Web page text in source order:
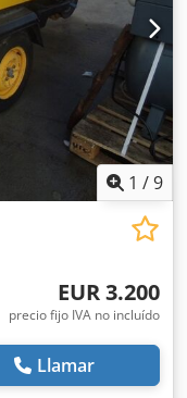
1 /9
EUR 3.200
precio fijo IVA no incluído
Llamar